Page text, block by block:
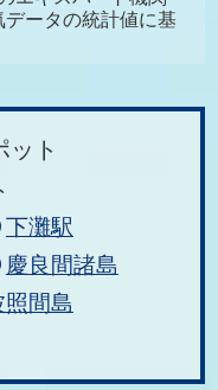
ータの統計値に基
ット
下灘駅
慶良間諸島
照間島